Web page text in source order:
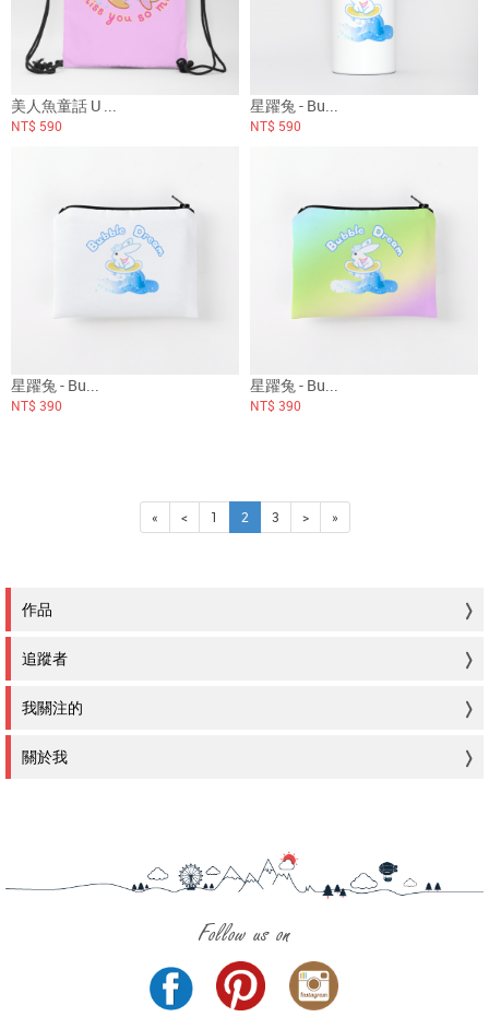
美人魚童話 U ...
NT$ 590
星躍兔 - Bu...
NT$ 590
星躍兔 - Bu...
NT$ 390
星躍兔 - Bu...
NT$ 390
« < 1 2 3 > »
作品
追蹤者
我關注的
關於我
Follow us on